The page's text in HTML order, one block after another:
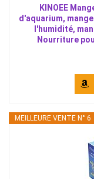
KINOEE
d'aquarium,
l'humidité,
Nourriture
MEILLEURE VENTE N° 6